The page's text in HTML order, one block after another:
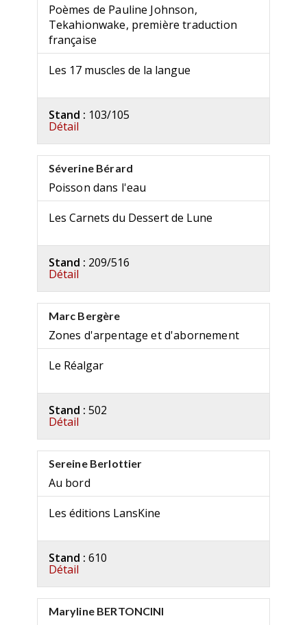
Poèmes de Pauline Johnson,
Tekahionwake, première traduction
française
Les 17 muscles de la langue
Stand : 103/105
Détail
Séverine Bérard
Poisson dans l'eau
Les Carnets du Dessert de Lune
Stand : 209/516
Détail
Marc Bergère
Zones d'arpentage et d'abornement
Le Réalgar
Stand : 502
Détail
Sereine Berlottier
Au bord
Les éditions LansKine
Stand : 610
Détail
Maryline BERTONCINI